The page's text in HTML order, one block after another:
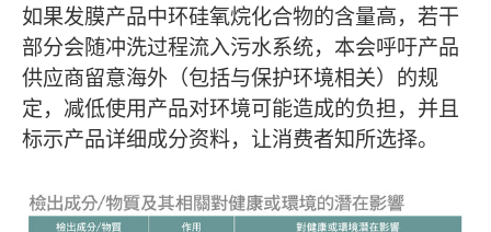
如果发膜产品中环硅氧烷化合物的含量高，若干
部分会随冲洗过程流入污水系统，本会呼吁产品
供应商留意海外（包括与保护环境相关）的规
定，减低使用产品对环境可能造成的负担，并且
标示产品详细成分资料，让消费者知所选择。